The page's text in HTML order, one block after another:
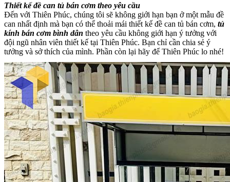
Thiết kế đề can tủ bán cơm theo yêu cầu
Đến với Thiên Phúc, chúng tôi sẽ không giới hạn bạn ở một mẫu đề
can nhất định mà bạn có thể thoải mái thiết kế đề can tủ bán cơm, tủ
kính bán cơm bình dân theo yêu cầu không giới hạn ý tưởng với
đội ngũ nhân viên thiết kế tại Thiên Phúc. Bạn chỉ cần chia sẻ ý
tưởng và sở thích của mình. Phần còn lại hãy để Thiên Phúc lo nhé!